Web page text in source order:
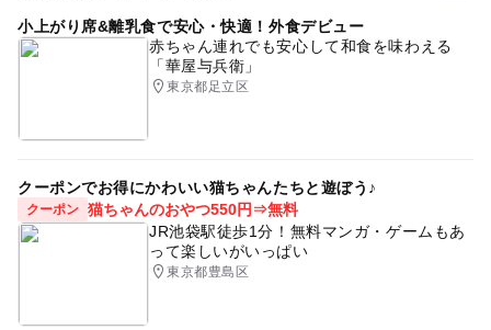
小上がり席&離乳食で安心・快適！外食デビュー
赤ちゃん連れでも安心して和食を味わえる
「華屋与兵衛」
東京都足立区
クーポンでお得にかわいい猫ちゃんたちと遊ぼう♪
クーポン 猫ちゃんのおやつ550円⇒無料
JR池袋駅徒歩1分！無料マンガ・ゲームもあ
って楽しいがいっぱい
東京都豊島区